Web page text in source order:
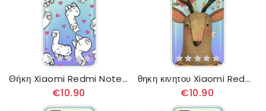
Θήκη Xiaomi Redmi Note 11 Pro 4G / 5G Κορυφαίοι Λάμα
€10.90
θηκη κινητου Xiaomi Redmi Note 11 Pro 4G / 5G Ελάφια Φυλής
€10.90